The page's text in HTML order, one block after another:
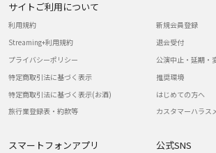
サイトご利用について
利用規約
Streaming+利用規約
プライバシーポリシー
特定商取引法に基づく表示
特定商取引法に基づく表示(お酒)
旅行業登録表・約款等
新規会員登録
退会受付
公演中止・延期・
推奨環境
はじめての方へ
カスタマーハラス
スマートフォンアプリ 公式SNS